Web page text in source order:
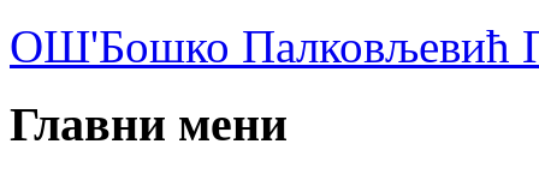
ОШ'Бошко Палковљевић
Главни мени